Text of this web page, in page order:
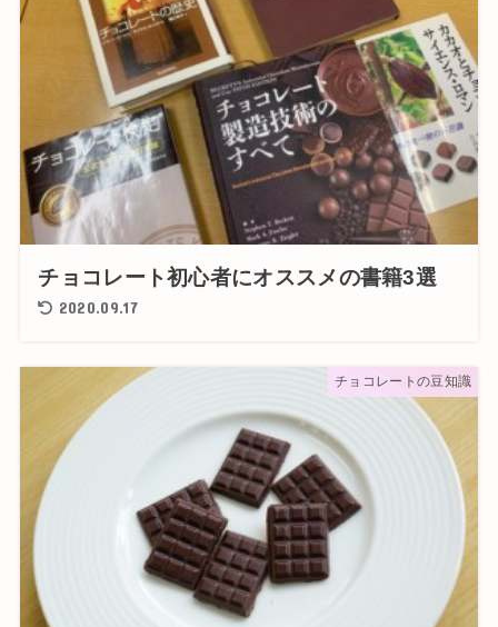
チョコレート初心者にオススメの書籍3選
2020.09.17
チョコレートの豆知識